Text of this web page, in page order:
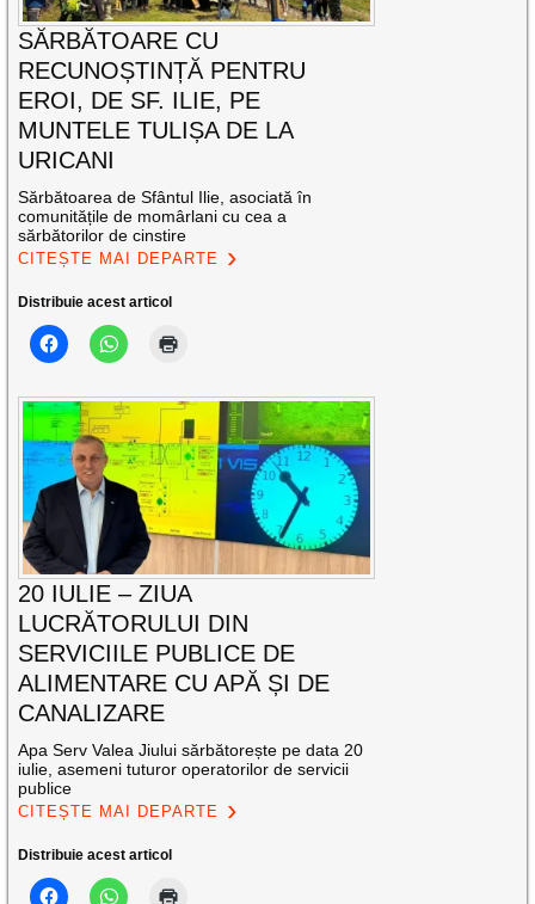
SĂRBĂTOARE CU
RECUNOȘTINȚĂ PENTRU
EROI, DE SF. ILIE, PE
MUNTELE TULIȘA DE LA
URICANI
Sărbătoarea de Sfântul Ilie, asociată în
comunitățile de momârlani cu cea a
sărbătorilor de cinstire
CITEȘTE MAI DEPARTE
Distribuie acest articol
20 IULIE – ZIUA
LUCRĂTORULUI DIN
SERVICIILE PUBLICE DE
ALIMENTARE CU APĂ ȘI DE
CANALIZARE
Apa Serv Valea Jiului sărbătorește pe data 20
iulie, asemeni tuturor operatorilor de servicii
publice
CITEȘTE MAI DEPARTE
Distribuie acest articol